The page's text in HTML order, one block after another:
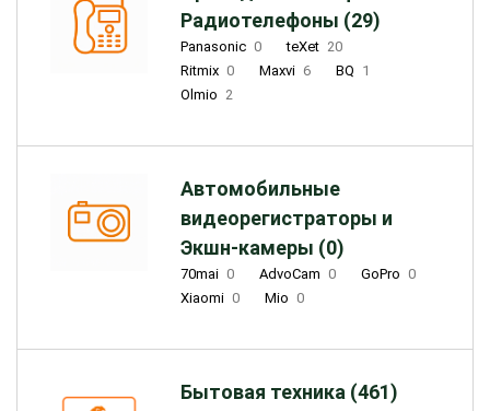
Радиотелефоны (29)
Panasonic 0 teXet 20
Ritmix 0 Maxvi 6 BQ 1
Olmio 2
Автомобильные
видеорегистраторы и
Экшн-камеры (0)
70mai 0 AdvoCam 0 GoPro 0
Xiaomi 0 Mio 0
Бытовая техника (461)